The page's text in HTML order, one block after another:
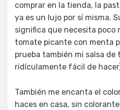
comprar en la tienda, la
ya es un lujo por sí misma.
significa que necesita poco
tomate picante con menta
prueba también mi salsa de
ridículamente fácil de
También me encanta el
haces en casa, sin